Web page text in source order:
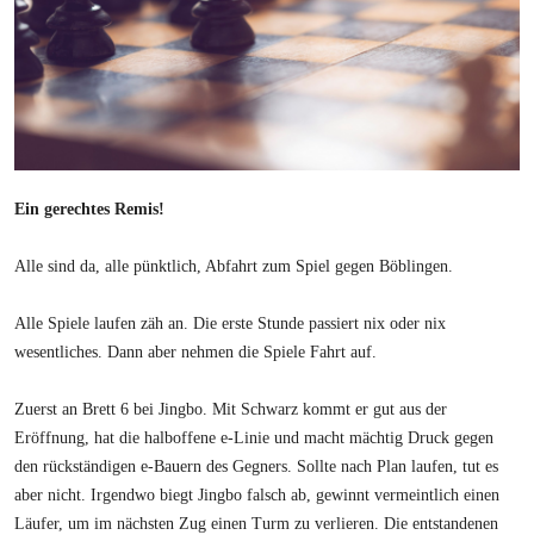
Ein gerechtes Remis!
Alle sind da, alle pünktlich, Abfahrt zum Spiel gegen Böblingen.
Alle Spiele laufen zäh an. Die erste Stunde passiert nix oder nix
wesentliches. Dann aber nehmen die Spiele Fahrt auf.
Zuerst an Brett 6 bei Jingbo. Mit Schwarz kommt er gut aus der
Eröffnung, hat die halboffene e-Linie und macht mächtig Druck gegen
den rückständigen e-Bauern des Gegners. Sollte nach Plan laufen, tut es
aber nicht. Irgendwo biegt Jingbo falsch ab, gewinnt vermeintlich einen
Läufer, um im nächsten Zug einen Turm zu verlieren. Die entstandenen